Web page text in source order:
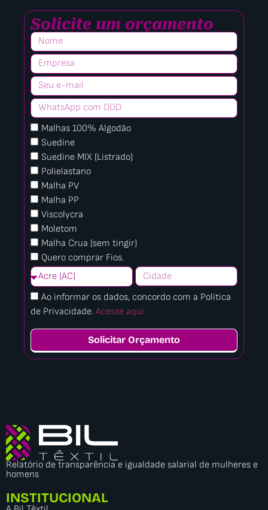
Solicite um orçamento
Malhas 100% Algodão
Suedine
Suedine MIX (Listrado)
Polielastano
Malha PV
Malha PP
Viscolycra
Moletom
Malha Crua (sem tingir)
Quero comprar Fios.
Ao informar os dados, concordo com a Política
de Privacidade. Acesse aqui.
Solicitar Orçamento
Relatório de transparência e igualdade salarial de mulheres e
homens
INSTITUCIONAL